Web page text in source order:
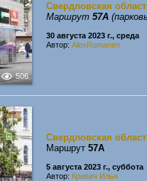
506
Свердловская
Маршрут 57А
30 августа 2023 г., среда
Автор: AlexRomanen
Свердловская
Маршрут 57А
5 августа 2023 г., суббота
Автор: Кривич Илья